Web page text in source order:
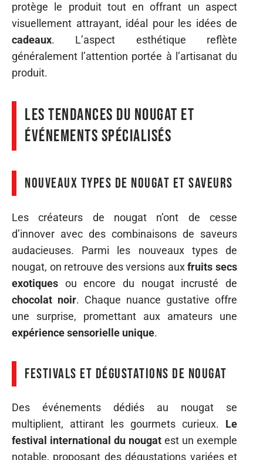
protège le produit tout en offrant un aspect
visuellement attrayant, idéal pour les idées de
cadeaux. L’aspect esthétique reflète
généralement l’attention portée à l’artisanat du
produit.
Les tendances du nougat et
événements spécialisés
Nouveaux types de nougat et saveurs
Les créateurs de nougat n’ont de cesse
d’innover avec des combinaisons de saveurs
audacieuses. Parmi les nouveaux types de
nougat, on retrouve des versions auxfruits secs
exotiques ou encore du nougat incrusté de
chocolat noir. Chaque nuance gustative offre
une surprise, promettant aux amateurs une
expérience sensorielle unique.
Festivals et dégustations de nougat
Des événements dédiés au nougat se
multiplient, attirant les gourmets curieux. Le
festival international du nougat est un exemple
notable, proposant des dégustations variées et